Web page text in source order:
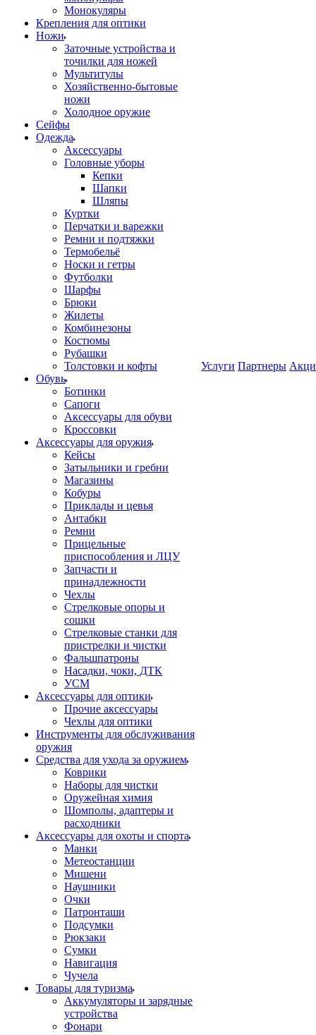
Монокуляры
Крепления для оптики
Ножи
Заточные устройства и
точилки для ножей
Мультитулы
Хозяйственно-бытовые
ножи
Холодное оружие
Сейфы
Одежда
Аксессуары
Головные уборы
Кепки
Шапки
Шляпы
Куртки
Перчатки и варежки
Ремни и подтяжки
Термобельё
Носки и гетры
Футболки
Шарфы
Брюки
Жилеты
Комбинезоны
Костюмы
Рубашки
Толстовки и кофты
Обувь
Ботинки
Сапоги
Аксессуары для обуви
Кроссовки
Аксессуары для оружия
Кейсы
Затыльники и гребни
Магазины
Кобуры
Приклады и цевья
Антабки
Ремни
Прицельные
приспособления и ЛЦУ
Запчасти и
принадлежности
Чехлы
Стрелковые опоры и
сошки
Стрелковые станки для
пристрелки и чистки
Фальшпатроны
Насадки, чоки, ДТК
УСМ
Аксессуары для оптики
Прочие аксессуары
Чехлы для оптики
Инструменты для обслуживания
оружия
Средства для ухода за оружием
Коврики
Наборы для чистки
Оружейная химия
Шомполы, адаптеры и
расходники
Аксессуары для охоты и спорта
Манки
Метеостанции
Мишени
Наушники
Очки
Патронташи
Подсумки
Рюкзаки
Сумки
Навигация
Чучела
Товары для туризма
Аккумуляторы и зарядные
устройства
Фонари
Услуги Партнеры